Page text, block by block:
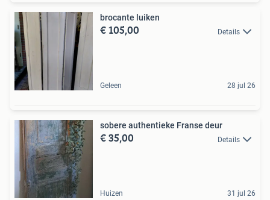
brocante luiken
€ 105,00 Details
Geleen 28 jul 26
sobere authentieke Franse deur
€ 35,00 Details
Huizen 31 jul 26